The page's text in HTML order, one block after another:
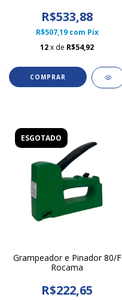
R$533,88
R$507,19 com Pix
12x de R$54,92
ESGOTADO
Grampeador e Pinador 80/F
Rocama
R$222,65